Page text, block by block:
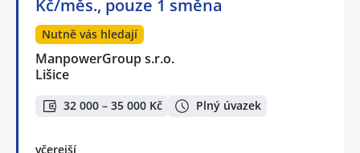
Kč/měs., pouze 1 směna
Nutně vás hledají
ManpowerGroup s.r.o.
Lišice
32 000 – 35 000 Kč Plný úvazek
včerejší